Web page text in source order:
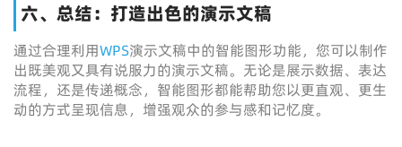
六、总结：打造出色的演示文稿
通过合理利用WPS演示文稿中的智能图形功能，您可以制作
出既美观又具有说服力的演示文稿。无论是展示数据、表达
流程，还是传递概念，智能图形都能帮助您以更直观、更生
动的方式呈现信息，增强观众的参与感和记忆度。